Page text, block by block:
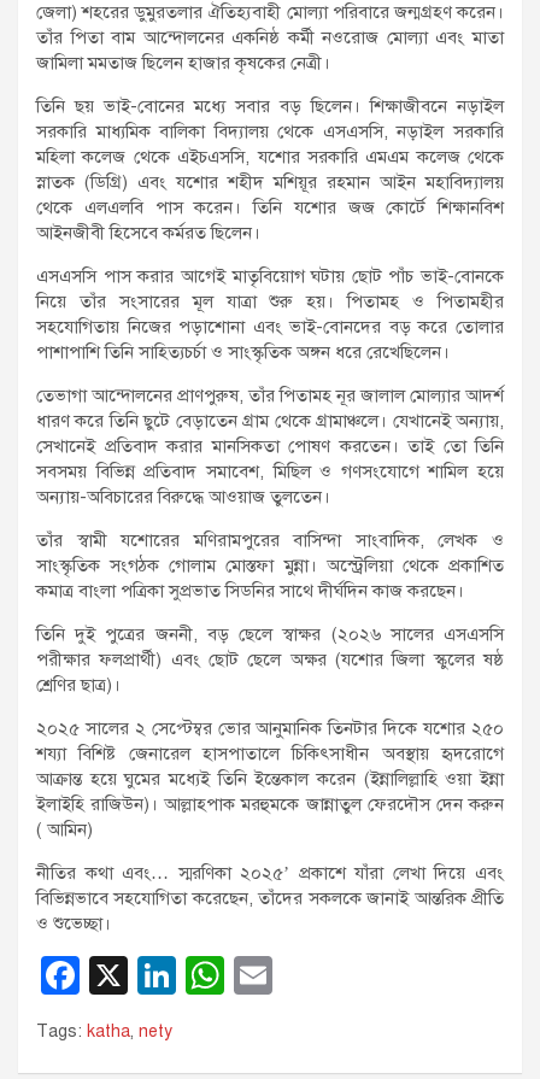
জেলা) শহরের ডুমুরতলার ঐতিহ্যবাহী মোল্যা পরিবারে জন্মগ্রহণ করেন।
তাঁর পিতা বাম আন্দোলনের একনিষ্ঠ কর্মী নওরোজ মোল্যা এবং মাতা
জামিলা মমতাজ ছিলেন হাজার কৃষকের নেত্রী।
তিনি ছয় ভাই-বোনের মধ্যে সবার বড় ছিলেন। শিক্ষাজীবনে নড়াইল
সরকারি মাধ্যমিক বালিকা বিদ্যালয় থেকে এসএসসি, নড়াইল সরকারি
মহিলা কলেজ থেকে এইচএসসি, যশোর সরকারি এমএম কলেজ থেকে
স্নাতক (ডিগ্রি) এবং যশোর শহীদ মশিয়ূর রহমান আইন মহাবিদ্যালয়
থেকে এলএলবি পাস করেন। তিনি যশোর জজ কোর্টে শিক্ষানবিশ
আইনজীবী হিসেবে কর্মরত ছিলেন।
এসএসসি পাস করার আগেই মাতৃবিয়োগ ঘটায় ছোট পাঁচ ভাই-বোনকে
নিয়ে তাঁর সংসারের মূল যাত্রা শুরু হয়। পিতামহ ও পিতামহীর
সহযোগিতায় নিজের পড়াশোনা এবং ভাই-বোনদের বড় করে তোলার
পাশাপাশি তিনি সাহিত্যচর্চা ও সাংস্কৃতিক অঙ্গন ধরে রেখেছিলেন।
তেভাগা আন্দোলনের প্রাণপুরুষ, তাঁর পিতামহ নূর জালাল মোল্যার আদর্শ
ধারণ করে তিনি ছুটে বেড়াতেন গ্রাম থেকে গ্রামাঞ্চলে। যেখানেই অন্যায়,
সেখানেই প্রতিবাদ করার মানসিকতা পোষণ করতেন। তাই তো তিনি
সবসময় বিভিন্ন প্রতিবাদ সমাবেশ, মিছিল ও গণসংযোগে শামিল হয়ে
অন্যায়-অবিচারের বিরুদ্ধে আওয়াজ তুলতেন।
তাঁর স্বামী যশোরের মণিরামপুরের বাসিন্দা সাংবাদিক, লেখক ও
সাংস্কৃতিক সংগঠক গোলাম মোস্তফা মুন্না। অস্ট্রেলিয়া থেকে প্রকাশিত
কমাত্র বাংলা পত্রিকা সুপ্রভাত সিডনির সাথে দীর্ঘদিন কাজ করছেন।
তিনি দুই পুত্রের জননী, বড় ছেলে স্বাক্ষর (২০২৬ সালের এসএসসি
পরীক্ষার ফলপ্রার্থী) এবং ছোট ছেলে অক্ষর (যশোর জিলা স্কুলের ষষ্ঠ
শ্রেণির ছাত্র)।
২০২৫ সালের ২ সেপ্টেম্বর ভোর আনুমানিক তিনটার দিকে যশোর ২৫০
শয্যা বিশিষ্ট জেনারেল হাসপাতালে চিকিৎসাধীন অবস্থায় হৃদরোগে
আক্রান্ত হয়ে ঘুমের মধ্যেই তিনি ইন্তেকাল করেন (ইন্নালিল্লাহি ওয়া ইন্না
ইলাইহি রাজিউন)। আল্লাহপাক মরহুমকে জান্নাতুল ফেরদৌস দেন করুন
( আমিন)
নীতির কথা এবং… স্মরণিকা ২০২৫’ প্রকাশে যাঁরা লেখা দিয়ে এবং
বিভিন্নভাবে সহযোগিতা করেছেন, তাঁদের সকলকে জানাই আন্তরিক প্রীতি
ও শুভেচ্ছা।
F
a
c
X
Li W
Tags: katha, nety